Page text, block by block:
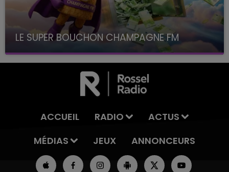
LE SUPER BOUCHON CHAMPAGNE FM
avec La Famille Champagne FM, à 8H10
ACCUEIL RADIO
ACTUS
MÉDIAS
JEUX ANNONCEURS